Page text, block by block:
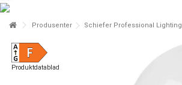
Produsenter Schiefer Professional Lighting
Produktdatablad